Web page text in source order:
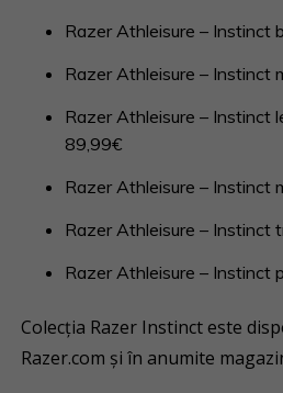
Razer Athleisure – Instinct
Razer Athleisure – Instinct
Razer Athleisure – Instinct
89,99€
Razer Athleisure – Instinct
Razer Athleisure – Instinct
Razer Athleisure – Instinct
Colecția Razer Instinct este
Razer.com și în anumite